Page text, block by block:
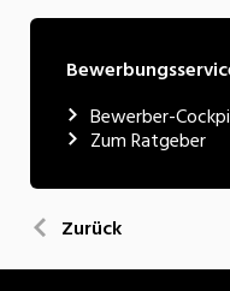
Bewerber-
Zum Ratgeber
Zurück